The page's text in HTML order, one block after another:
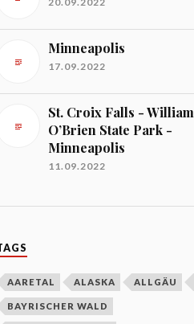
Minneapolis
17.09.2022
St. Croix Falls - William
O’Brien State Park -
Minneapolis
11.09.2022
AARETAL ALASKA ALLGÄU
BAYRISCHER WALD